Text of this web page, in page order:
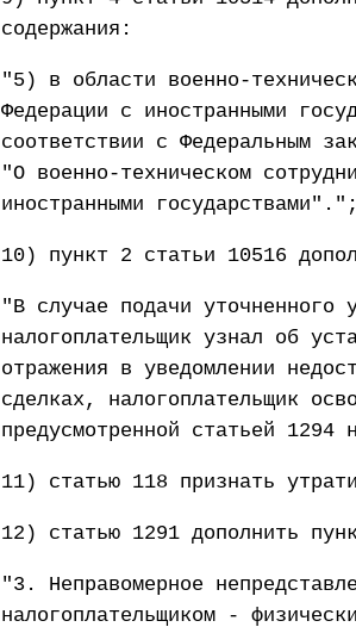
содержания:
"5) в области военно-
Федерации с иностранными
соответствии с Федеральным
"О военно-техническом
иностранными
10) пункт 2 статьи 10516
"В случае подачи уточненного
налогоплательщик узнал об
отражения в уведомлении
сделках, налогоплательщик
предусмотренной статьей 1294
11) статью 118 признать
12) статью 1291 дополнить
"3. Неправомерное
налогоплательщиком -